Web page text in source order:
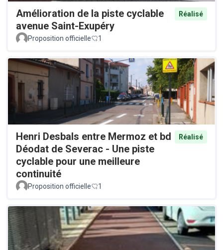
Amélioration de la piste cyclable
avenue Saint-Exupéry
Réalisé
Proposition officielle 1
Henri Desbals entre Mermoz et bd
Déodat de Severac - Une piste
cyclable pour une meilleure
continuité
Réalisé
Proposition officielle 1